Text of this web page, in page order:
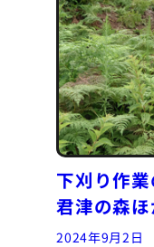
下刈り作
君津の森
2024年9月2日